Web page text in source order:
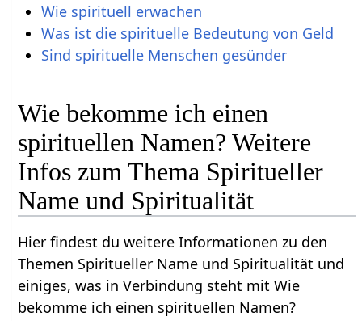
Wie spirituell erwachen
Was ist die spirituelle Bedeutung von Geld
Sind spirituelle Menschen gesünder
Wie bekomme ich einen
spirituellen Namen? Weitere
Infos zum Thema Spiritueller
Name und Spiritualität
Hier findest du weitere Informationen zu den
Themen Spiritueller Name und Spiritualität und
einiges, was in Verbindung steht mit Wie
bekomme ich einen spirituellen Namen?